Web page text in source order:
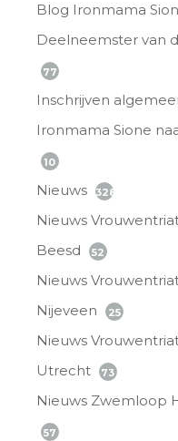
Blog Ironmama
Deelneemster van
77
Inschrijven
Ironmama Sione
10
Nieuws 328
Nieuws
Beesd
52
Nieuws
Nijeveen
25
Nieuws
Utrecht
73
Nieuws Zwemloop
57